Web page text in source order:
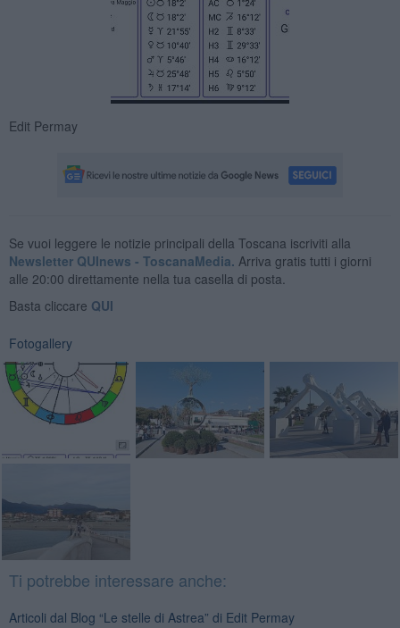
Edit Permay
Se vuoi leggere le notizie principali della Toscana iscriviti alla
Newsletter QUInews - ToscanaMedia. Arriva gratis tutti i giorni
alle 20:00 direttamente nella tua casella di posta.
Basta cliccare QUI
Fotogallery
Ti potrebbe interessare anche:
Articoli dal Blog “Le stelle di Astrea” di Edit Permay